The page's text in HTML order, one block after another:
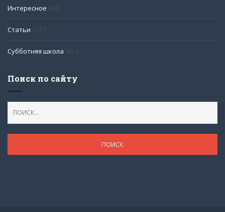
Интересное (33)
Статьи (197)
Субботняя школа (651)
Поиск по сайту